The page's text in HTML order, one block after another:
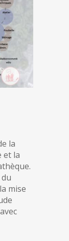
la
et la
mise